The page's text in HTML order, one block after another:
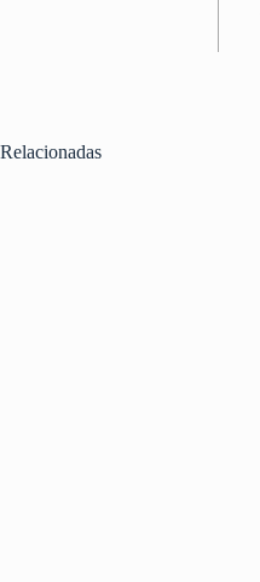
Relacionadas